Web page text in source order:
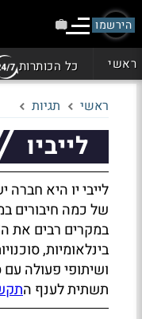
הירשמו
ראשי כל הכותרות
ראשי תגיות
לייביו
לייבי יו היא
של כמה חיבורים
במקרים רבים את
בינלאומיות,
ושיתופי פעולה עם
תשתית לענף ה